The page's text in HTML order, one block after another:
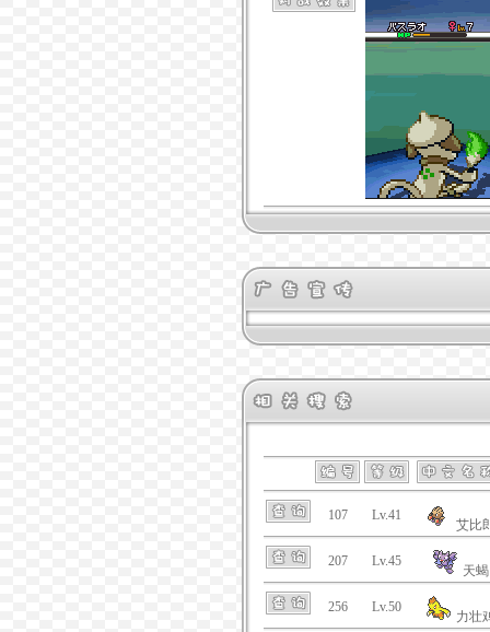
107 Lv.41
艾比
207 Lv.45
天蝎
256 Lv.50
力壮